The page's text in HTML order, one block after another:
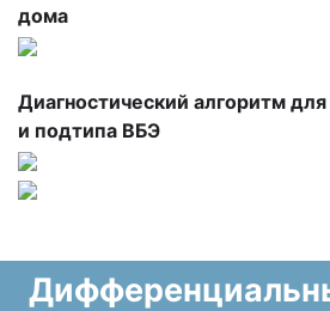
дома
Диагностический алгоритм
и подтипа ВБЭ